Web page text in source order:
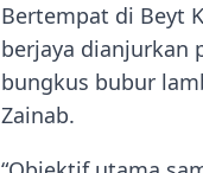
Bertempat di Beyt
berjaya dianjurkan
bungkus bubur
Zainab.